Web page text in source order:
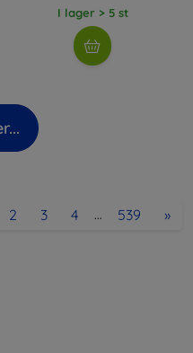
I lager > 5 st
2 3 4 … 539 »